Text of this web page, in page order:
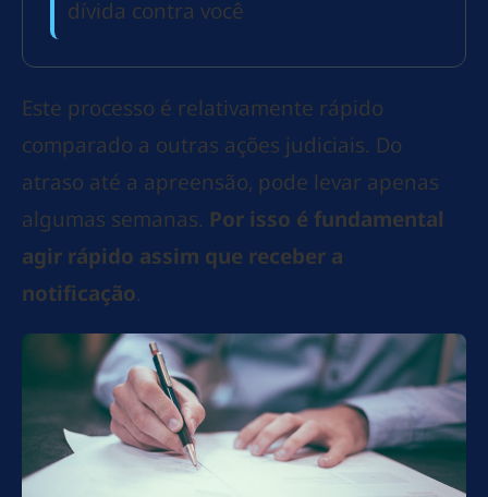
dívida contra você
Este processo é relativamente rápido
comparado a outras ações judiciais. Do
atraso até a apreensão, pode levar apenas
algumas semanas. Por isso é fundamental
agir rápido assim que receber a
notificação.